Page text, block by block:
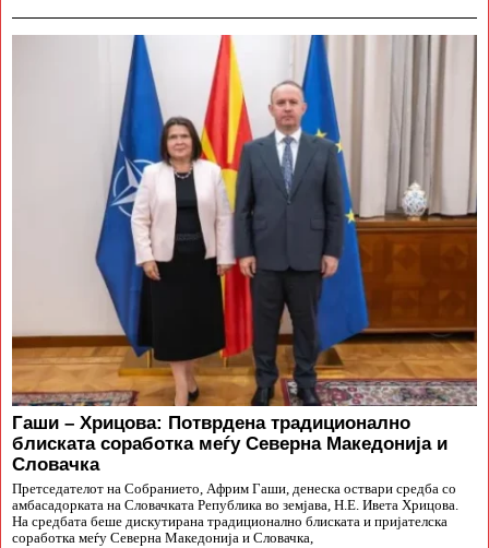
Гаши – Хрицова: Потврдена традиционално
блиската соработка меѓу Северна Македонија и
Словачка
Претседателот на Собранието, Африм Гаши, денеска оствари средба со
амбасадорката на Словачката Република во земјава, Н.Е. Ивета Хрицова.
На средбата беше дискутирана традиционално блиската и пријателска
соработка меѓу Северна Македонија и Словачка,